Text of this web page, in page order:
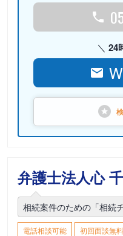
24
弁護士法人心
相続案件のための「相続
電話相談可能 初回面談無料